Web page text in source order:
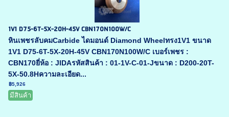
1V1 D75-6T-5X-20H-45V CBN170N100W/C
หินเพชรลับคมCarbide ไดมอนด์ Diamond Wheelทรง1V1 ขนาด
1V1 D75-6T-5X-20H-45V CBN170N100W/C เบอร์เพชร :
CBN170ยี่ห้อ : JIDAรหัสสินค้า : 01-1V-C-01-Jขนาด : D200-20T-
5X-50.8Hความละเอียด...
฿5,926
มีสินค้า